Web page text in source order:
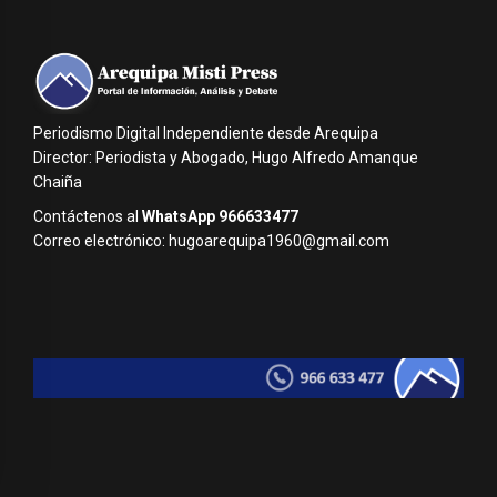
Periodismo Digital Independiente desde Arequipa
Director: Periodista y Abogado, Hugo Alfredo Amanque
Chaiña
Contáctenos al WhatsApp 966633477
Correo electrónico: hugoarequipa1960@gmail.com